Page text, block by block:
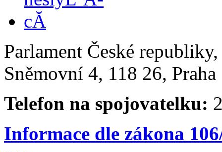
Parlament České
Sněmovní 4, 118 26,
Telefon na spojovatelku:
Informace dle zákona